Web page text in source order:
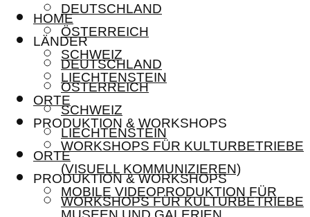
DEUTSCHLAND
ÖSTERREICH
SCHWEIZ
LIECHTENSTEIN
ORTE
PRODUKTION & WORKSHOPS
WORKSHOPS FÜR KULTURBETRIEBE
(VISUELL KOMMUNIZIEREN)
MOBILE VIDEOPRODUKTION FÜR
HOME
LÄNDER
DEUTSCHLAND
ÖSTERREICH
SCHWEIZ
LIECHTENSTEIN
ORTE
PRODUKTION & WORKSHOPS
WORKSHOPS FÜR KULTURBETRIEBE